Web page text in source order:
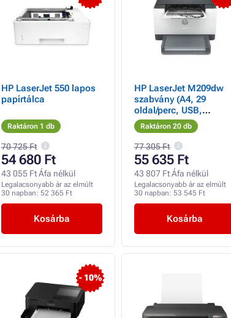
HP LaserJet 550 lapos
papírtálca
Raktáron 1 db
70 725 Ft
54 680 Ft
43 055 Ft Áfa nélkül
Legalacsonyabb ár az elmúlt
30 napban: 52 365 Ft
Kosárba
HP LaserJet M209dw
szabvány (A4, 29
oldal/perc, USB,
Ethernet, Wi-Fi, duplex)
Raktáron 20 db
77 305 Ft
55 635 Ft
43 807 Ft Áfa nélkül
Legalacsonyabb ár az elmúlt
30 napban: 53 545 Ft
Kosárba
- 10%